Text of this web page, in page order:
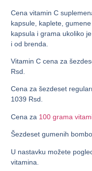
Cena vitamin C
kapsule, kaplete,
kapsula i grama ukoliko
i od brenda.
Vitamin C cena za
Rsd.
Cena za šezdeset
1039 Rsd.
Cena za 100 grama
Šezdeset gumenih
U nastavku možete
vitamina.